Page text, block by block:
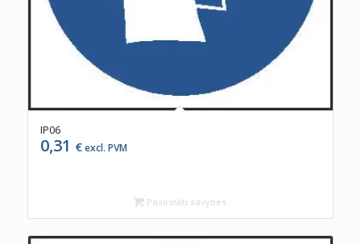
IP06
0,31 €excl. PVM
Pasirinkti savybes